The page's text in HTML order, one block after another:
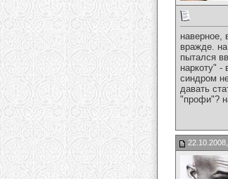
наверное,
вражде.
пытался
наркоту" -
синдром
давать
"профи"?